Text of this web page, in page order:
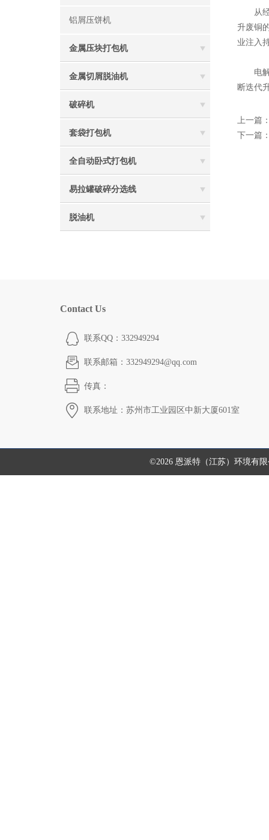
铝屑压饼机
金属压块打包机
金属切屑脱油机
破碎机
套袋打包机
全自动卧式打包机
易拉罐破碎分选线
脱油机
从经
升废铜
业注入
电解
断迭代
上一篇
下一篇
Contact Us
联系QQ：332949294
联系邮箱：332949294@qq.com
传真：
联系地址：苏州市工业园区中新大厦601室
©2026 恩派特（江苏）环境有